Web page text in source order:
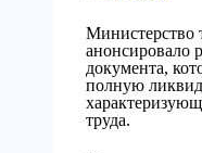
Министерство
анонсировало
документа,
полную
труда.